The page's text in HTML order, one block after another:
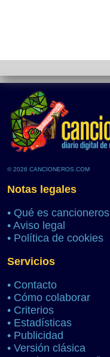
© 2026 CANCIONEROS.COM
Notas legales
• Qué es cancioneros
• Aviso legal
• Política de cookies
Servicios
• Contacto
• Cómo colaborar
• Criterios
• Estadísticas
• Publicidad
• Versión clásica